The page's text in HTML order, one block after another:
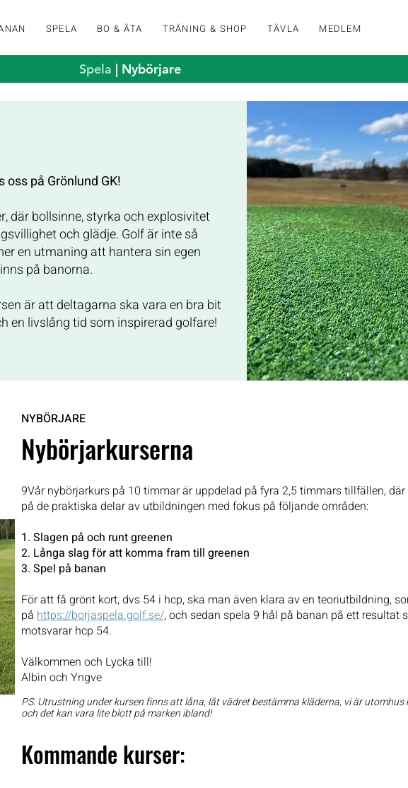
SPELA BO & ÄTA TRÄNING & SHOP TÄVLA MEDLEM
Spela | Nybörjare
på Grönlund GK!
där bollsinne, styrka och explosivitet
och glädje. Golf är inte så
en utmaning att hantera sin egen
på banorna.
är att deltagarna ska vara en bra bit
en livslång tid som inspirerad golfare!
NYBÖRJARE
Nybörjarkurserna
9Vår nybörjarkurs på 10 timmar är uppdelad på fyra 2,5 timmars tillfällen,
på de praktiska delar av utbildningen med fokus på följande områden:
1. Slagen på och runt greenen
2. Långa slag för att komma fram till greenen
3. Spel på banan
För att få grönt kort, dvs 54 i hcp, ska man även klara av en teoriutbildning,
påhttps://borjaspela.golf.se/, och sedan spela 9 hål på banan på ett resultat
motsvarar hcp 54.
Välkommen och Lycka till!
Albin och Yngve
PS. Utrustning under kursen finns att låna, låt vädret bestämma kläderna, vi är utomhus
och det kan vara lite blött påmarken ibland!
Kommande kurser: